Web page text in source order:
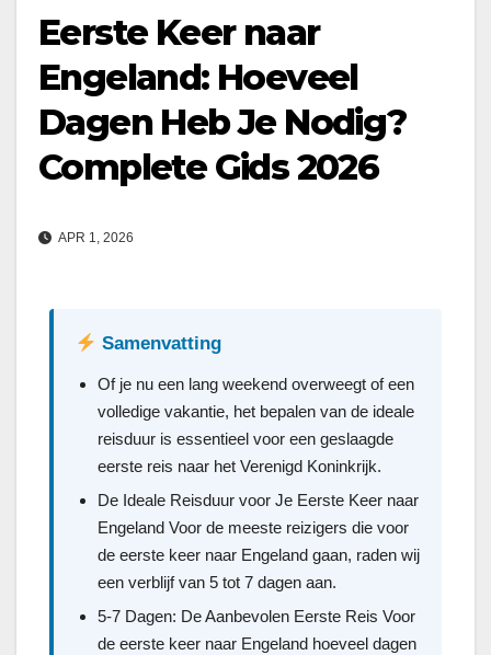
Eerste Keer naar
Engeland: Hoeveel
Dagen Heb Je Nodig?
Complete Gids 2026
APR 1, 2026
Samenvatting
Of je nu een lang weekend overweegt of een
volledige vakantie, het bepalen van de ideale
reisduur is essentieel voor een geslaagde
eerste reis naar het Verenigd Koninkrijk.
De Ideale Reisduur voor Je Eerste Keer naar
Engeland Voor de meeste reizigers die voor
de eerste keer naar Engeland gaan, raden wij
een verblijf van 5 tot 7 dagen aan.
5-7 Dagen: De Aanbevolen Eerste Reis Voor
de eerste keer naar Engeland hoeveel dagen